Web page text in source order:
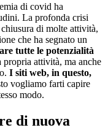
di covid ha
La profonda crisi
di molte attività,
che ha segnato un
tutte le potenzialità
propria attività, ma anche
I siti web, in questo,
vogliamo farti capire
modo.
di nuova